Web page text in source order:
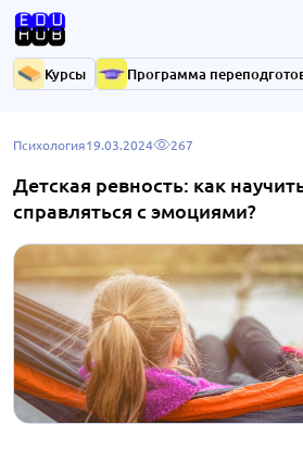
Курсы Программа
Психология19.03.2024 267
Детская ревность: как
справляться с эмоциями?